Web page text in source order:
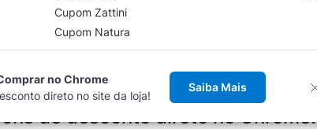
Cupom Zattini
Cupom Natura
de desconto direto no Chrome!
no Chrome
direto no site da loja!
Saiba Mais